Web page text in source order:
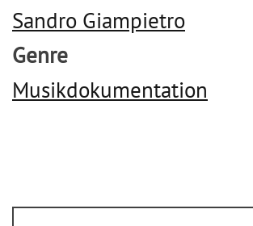
Sandro Giampietro
Genre
Musikdokumentation